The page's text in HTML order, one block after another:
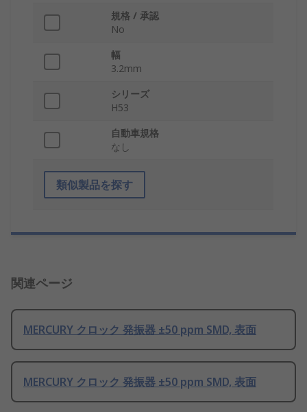
規格 / 承認
No
幅
3.2mm
シリーズ
H53
自動車規格
なし
類似製品を探す
関連ページ
MERCURY クロック 発振器 ±50 ppm SMD, 表面
MERCURY クロック 発振器 ±50 ppm SMD, 表面